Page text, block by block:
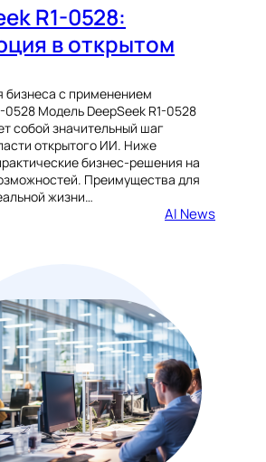
R1-0528:
в открытом
бизнеса с применением
0528 Модель DeepSeek R1-0528
собой значительный шаг
открытого ИИ. Ниже
бизнес-решения на
Преимущества для
жизни…
AI News